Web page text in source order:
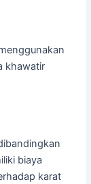
khawatir
biaya
karat